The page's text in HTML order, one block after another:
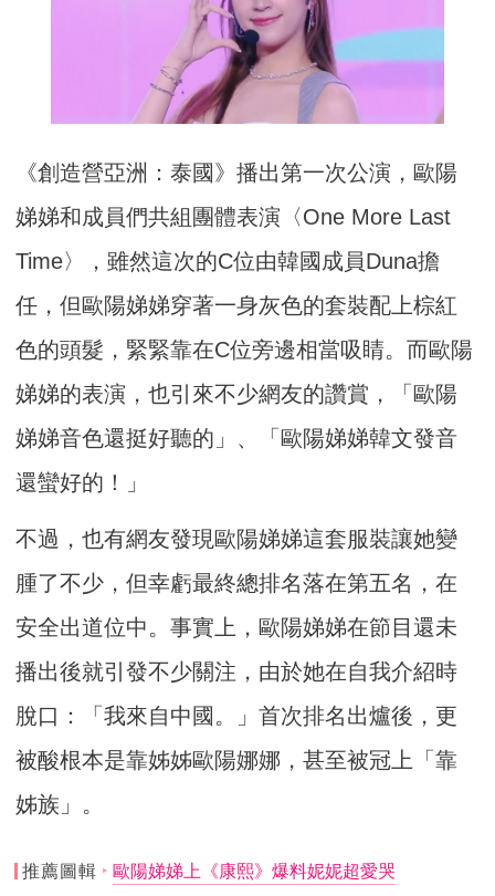
《創造營亞洲：泰國》播出第一次公演，歐陽
娣娣和成員們共組團體表演〈One More Last
Time〉，雖然這次的C位由韓國成員Duna擔
任，但歐陽娣娣穿著一身灰色的套裝配上棕紅
色的頭髮，緊緊靠在C位旁邊相當吸睛。而歐陽
娣娣的表演，也引來不少網友的讚賞，「歐陽
娣娣音色還挺好聽的」、「歐陽娣娣韓文發音
還蠻好的！」
不過，也有網友發現歐陽娣娣這套服裝讓她變
腫了不少，但幸虧最終總排名落在第五名，在
安全出道位中。事實上，歐陽娣娣在節目還未
播出後就引發不少關注，由於她在自我介紹時
脫口：「我來自中國。」首次排名出爐後，更
被酸根本是靠姊姊歐陽娜娜，甚至被冠上「靠
姊族」。
推薦圖輯 歐陽娣娣上《康熙》爆料妮妮超愛哭